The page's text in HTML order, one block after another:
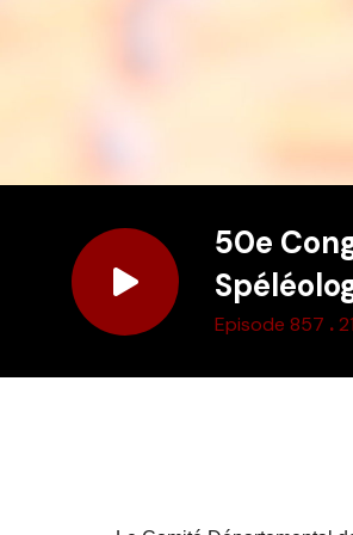
50e
Episode 857 .